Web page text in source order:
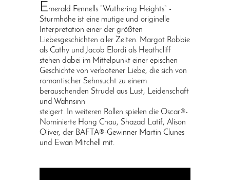
Emerald Fennells “Wuthering Heights“ -
Sturmhöhe ist eine mutige und originelle
Interpretation einer der größten
Liebesgeschichten aller Zeiten. Margot Robbie
als Cathy und Jacob Elordi als Heathcliff
stehen dabei im Mittelpunkt einer epischen
Geschichte von verbotener Liebe, die sich von
romantischer Sehnsucht zu einem
berauschenden Strudel aus Lust, Leidenschaft
und Wahnsinn
steigert. In weiteren Rollen spielen die Oscar®-
Nominierte Hong Chau, Shazad Latif, Alison
Oliver, der BAFTA®-Gewinner Martin Clunes
und Ewan Mitchell mit.